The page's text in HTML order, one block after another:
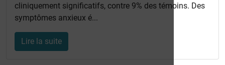
cliniquement significatifs, contre 9% des témoins. Des
symptômes anxieux é...
Lire la suite